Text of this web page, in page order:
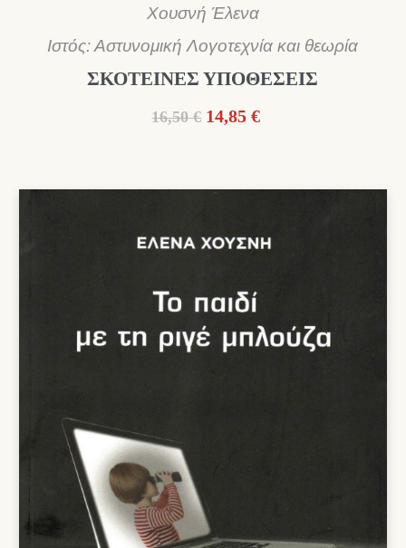
Χουσνή Έλενα
Ιστός: Αστυνομική Λογοτεχνία και θεωρία
ΣΚΟΤΕΙΝΕΣ ΥΠΟΘΕΣΕΙΣ
16,50 € Original
16,50 €.
14,85 €Η
είναι: